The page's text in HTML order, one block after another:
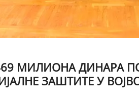
МИЛИОНА ДИНАРА
ЗАШТИТЕ У